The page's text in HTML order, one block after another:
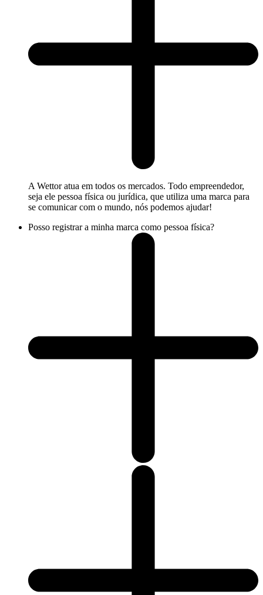
A Wettor atua em todos os mercados. Todo empreendedor,
seja ele pessoa física ou jurídica, que utiliza uma marca para
se comunicar com o mundo, nós podemos ajudar!
Posso registrar a minha marca como pessoa física?